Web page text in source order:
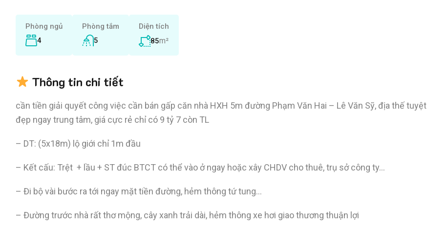
Phòng ngủ
4
Phòng tắm
5
Diện tích
85m²
Thông tin chi tiết
cần tiền giải quyết công việc cần bán gấp căn nhà HXH 5m đường Phạm Văn Hai – Lê Văn Sỹ, địa thế tuyệt
đẹp ngay trung tâm, giá cực rẻ chỉ có 9 tỷ 7 còn TL
– DT: (5x18m) lộ giới chỉ 1m đầu
– Kết cấu: Trệt + lầu + ST đúc BTCT có thể vào ở ngay hoặc xây CHDV cho thuê, trụ sở công ty…
– Đi bộ vài bước ra tới ngay mặt tiền đường, hẻm thông tứ tung…
– Đường trước nhà rất thơ mộng, cây xanh trải dài, hẻm thông xe hơi giao thương thuận lợi